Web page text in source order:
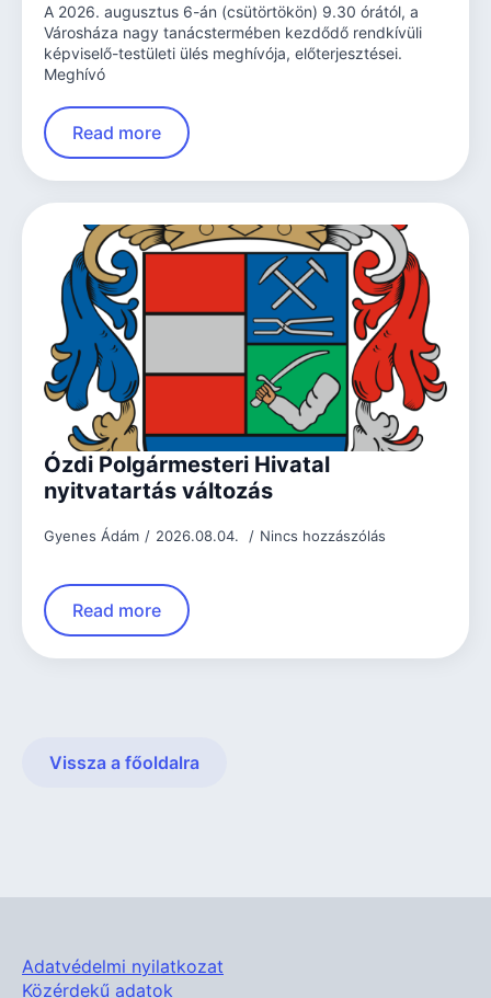
A 2026. augusztus 6-án (csütörtökön) 9.30 órától, a
Városháza nagy tanácstermében kezdődő rendkívüli
képviselő-testületi ülés meghívója, előterjesztései.
Meghívó
Read more
Ózdi Polgármesteri Hivatal
nyitvatartás változás
Gyenes Ádám 2026.08.04. Nincs hozzászólás
Read more
Vissza a főoldalra
Adatvédelmi nyilatkozat
Közérdekű adatok